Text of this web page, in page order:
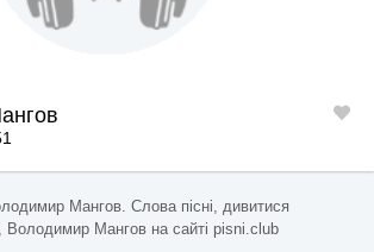
Мангов. Слова пісні, дивитися
Володимир Мангов на сайті pisni.club